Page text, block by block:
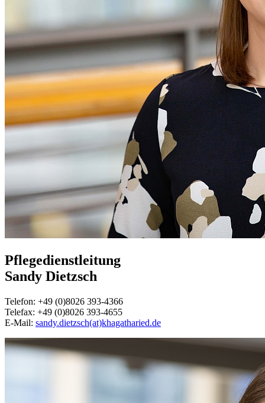
Pflegedienstleitung
Sandy Dietzsch
Telefon: +49 (0)8026 393-4366
Telefax: +49 (0)8026 393-4655
E-Mail: sandy.dietzsch(at)khagatharied.de